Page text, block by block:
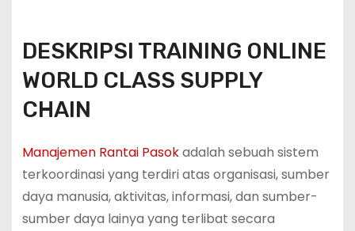
DESKRIPSI TRAINING ONLINE
WORLD CLASS SUPPLY
CHAIN
Manajemen Rantai Pasokadalah sebuah sistem
terkoordinasi yang terdiri atas organisasi, sumber
daya manusia, aktivitas, informasi, dan sumber-
sumber daya lainya yang terlibat secara